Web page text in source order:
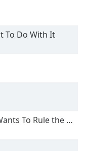
To Do With It
To Rule the World